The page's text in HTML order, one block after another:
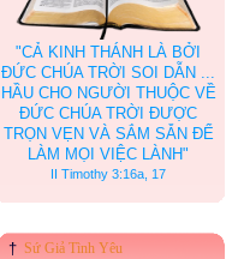
"CẢ KINH THÁNH LÀ BỞI
ĐỨC CHÚA TRỜI SOI DẪN ...
HẦU CHO NGƯỜI THUỘC VỀ
ĐỨC CHÚA TRỜI ĐƯỢC
TRỌN VẸN VÀ SẮM SẴN ĐỂ
LÀM MỌI VIỆC LÀNH"
II Timothy 3:16a, 17
† Sứ Giả Tình Yêu